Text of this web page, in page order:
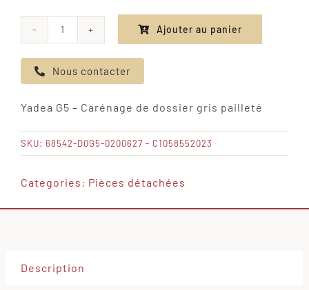
de
Yadea
-
Carénage
de
pailleté
Ajouter au panier
Nous contacter
Yadea G5 – Carénage de dossier gris pailleté
SKU: 68542-D0G5-0200627 - C1058552023
Categories: Pièces détachées
Description